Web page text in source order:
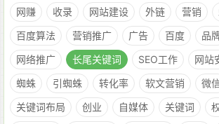
网赚
收录 网站建设 外链 营销
百度算法
营销推广 广告 百度 品
网络推广
长尾关键词 SEO工作 网站
蜘蛛
引蜘蛛 转化率 软文营销 微
关键词布局
创业 自媒体 关键词